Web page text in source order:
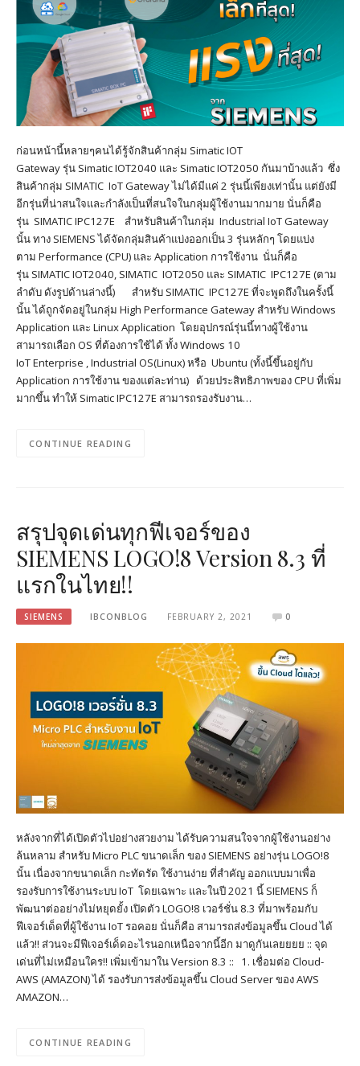
ก่อนหน้านี้หลายๆคนได้รู้จักสินค้ากลุ่ม Simatic IOT
Gateway รุ่น Simatic IOT2040 และ Simatic IOT2050 กันมาบ้างแล้ว ซึ่ง
สินค้ากลุ่ม SIMATIC IoT Gateway ไม่ได้มีแค่ 2 รุ่นนี้เพียงเท่านั้น แต่ยังมี
อีกรุ่นที่น่าสนใจและกำลังเป็นที่สนใจในกลุ่มผู้ใช้งานมากมาย นั่นก็คือ
รุ่น SIMATIC IPC127E สำหรับสินค้าในกลุ่ม Industrial IoT Gateway
นั้น ทาง SIEMENS ได้จัดกลุ่มสินค้าแบ่งออกเป็น 3 รุ่นหลักๆ โดยแบ่ง
ตาม Performance (CPU) และ Application การใช้งาน นั่นก็คือ
รุ่น SIMATIC IOT2040, SIMATIC IOT2050 และ SIMATIC IPC127E (ตาม
ลำดับ ดังรูปด้านล่างนี้) สำหรับ SIMATIC IPC127E ที่จะพูดถึงในครั้งนี้
นั้น ได้ถูกจัดอยู่ในกลุ่ม High Performance Gateway สำหรับ Windows
Application และ Linux Application โดยอุปกรณ์รุ่นนี้ทางผู้ใช้งาน
สามารถเลือก OS ที่ต้องการใช้ได้ ทั้ง Windows 10
IoT Enterprise , Industrial OS(Linux) หรือ Ubuntu (ทั้งนี้ขึ้นอยู่กับ
Application การใช้งาน ของแต่ละท่าน) ด้วยประสิทธิภาพของ CPU ที่เพิ่ม
มากขึ้น ทำให้ Simatic IPC127E สามารถรองรับงาน…
CONTINUE READING
สรุปจุดเด่นทุกฟีเจอร์ของ
SIEMENS LOGO!8 Version 8.3 ที่
แรกในไทย!!
SIEMENS IBCONBLOG FEBRUARY 2, 2021 0
หลังจากที่ได้เปิดตัวไปอย่างสวยงาม ได้รับความสนใจจากผู้ใช้งานอย่าง
ล้นหลาม สำหรับ Micro PLC ขนาดเล็ก ของ SIEMENS อย่างรุ่น LOGO!8
นั้น เนื่องจากขนาดเล็ก กะทัดรัด ใช้งานง่าย ที่สำคัญ ออกแบบมาเพื่อ
รองรับการใช้งานระบบ IoT โดยเฉพาะ และในปี 2021 นี้ SIEMENS ก็
พัฒนาต่ออย่างไม่หยุดยั้ง เปิดตัว LOGO!8 เวอร์ชั่น 8.3 ที่มาพร้อมกับ
ฟีเจอร์เด็ดที่ผู้ใช้งาน IoT รอคอย นั่นก็คือ สามารถส่งข้อมูลขึ้น Cloud ได้
แล้ว!! ส่วนจะมีฟีเจอร์เด็ดอะไรนอกเหนือจากนี้อีก มาดูกันเลยยยย :: จุด
เด่นที่ไม่เหมือนใคร!! เพิ่มเข้ามาใน Version 8.3 :: 1. เชื่อมต่อ Cloud-
AWS (AMAZON) ได้ รองรับการส่งข้อมูลขึ้น Cloud Server ของ AWS
AMAZON…
CONTINUE READING